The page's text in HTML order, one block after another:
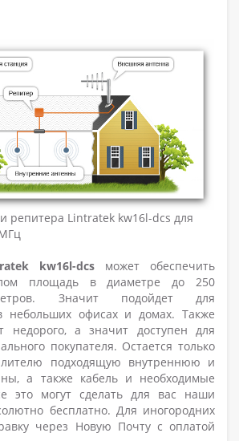
репитера Lintratek kw16l-dcs для
kw16l-dcs может обеспечить
площадь в диаметре до 250
Значит подойдет для
небольших офисах и домах. Также
недорого, а значит доступен для
покупателя. Остается только
подходящую внутреннюю и
а также кабель и необходимые
это могут сделать для вас наши
бесплатно. Для иногородних
через Новую Почту с оплатой